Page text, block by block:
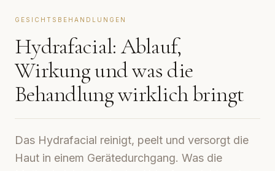
GESICHTSBEHANDLUNGEN
Hydrafacial: Ablauf,
Wirkung und was die
Behandlung wirklich bringt
Das Hydrafacial reinigt, peelt und versorgt die
Haut in einem Gerätedurchgang. Was die